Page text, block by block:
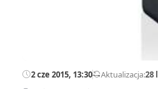
2 cze 2015, 13:30—Aktualizacja:28